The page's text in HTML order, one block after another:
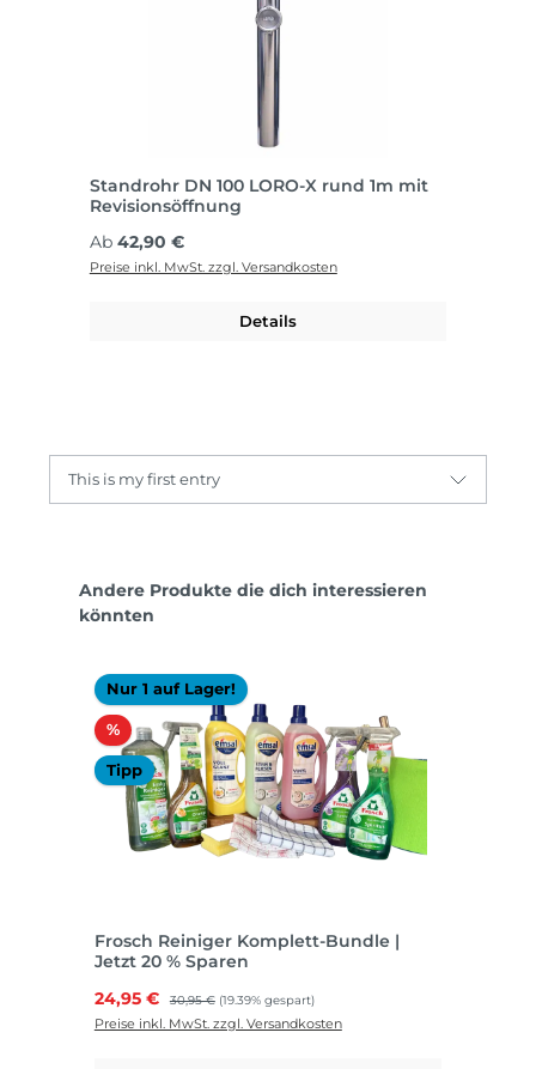
Standrohr DN 100 LORO-X rund 1m mit
Revisionsöffnung
Regulärer Preis:
Ab 42,90 €
Preise inkl. MwSt. zzgl. Versandkosten
Details
This is my first entry
Produktgalerie überspringen
Andere Produkte die dich interessieren
könnten
Nur 1 auf Lager!
%Rabatt
Tipp
Frosch Reiniger Komplett-Bundle |
Jetzt 20 % Sparen
Verkaufspreis:
24,95 € Regulärer Preis:
30,95 € (19.39% gespart)
Preise inkl. MwSt. zzgl. Versandkosten